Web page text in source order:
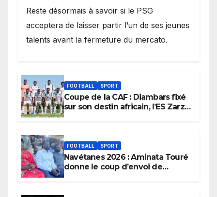
Reste désormais à savoir si le PSG
acceptera de laisser partir l’un de ses jeunes
talents avant la fermeture du mercato.
FOOTBALL SPORT
Coupe de la CAF : Diambars fixé
sur son destin africain, l’ES Zarzis
FOOTBALL SPORT
Navétanes 2026 : Aminata Touré
donne le coup d’envoi de